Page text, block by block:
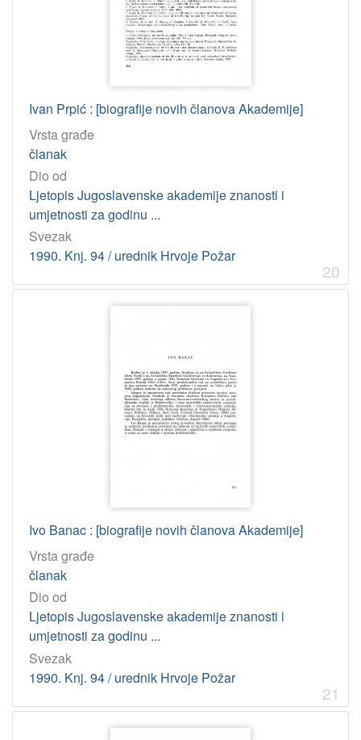
Ivan Prpić : [biografije novih članova Akademije]
Vrsta građe
članak
Dio od
Ljetopis Jugoslavenske akademije znanosti i
umjetnosti za godinu ...
Svezak
1990. Knj. 94 / urednik Hrvoje Požar
20
Ivo Banac : [biografije novih članova Akademije]
Vrsta građe
članak
Dio od
Ljetopis Jugoslavenske akademije znanosti i
umjetnosti za godinu ...
Svezak
1990. Knj. 94 / urednik Hrvoje Požar
21